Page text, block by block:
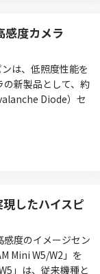
感度カメラ
は、低照度性能を
新製品として、約
Diode）セ
したハイスピ
度のイメージセン
Mini W5/W2」を
」は、従来機種と